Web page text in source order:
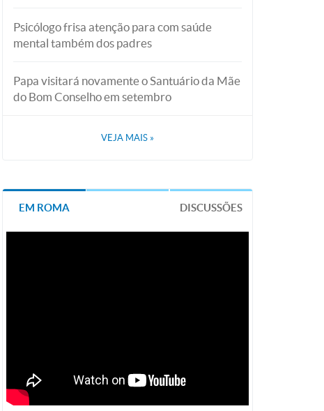
Psicólogo frisa atenção para com saúde
mental também dos padres
Papa visitará novamente o Santuário da Mãe
do Bom Conselho em setembro
VEJA MAIS »
EM ROMA DISCUSSÕES